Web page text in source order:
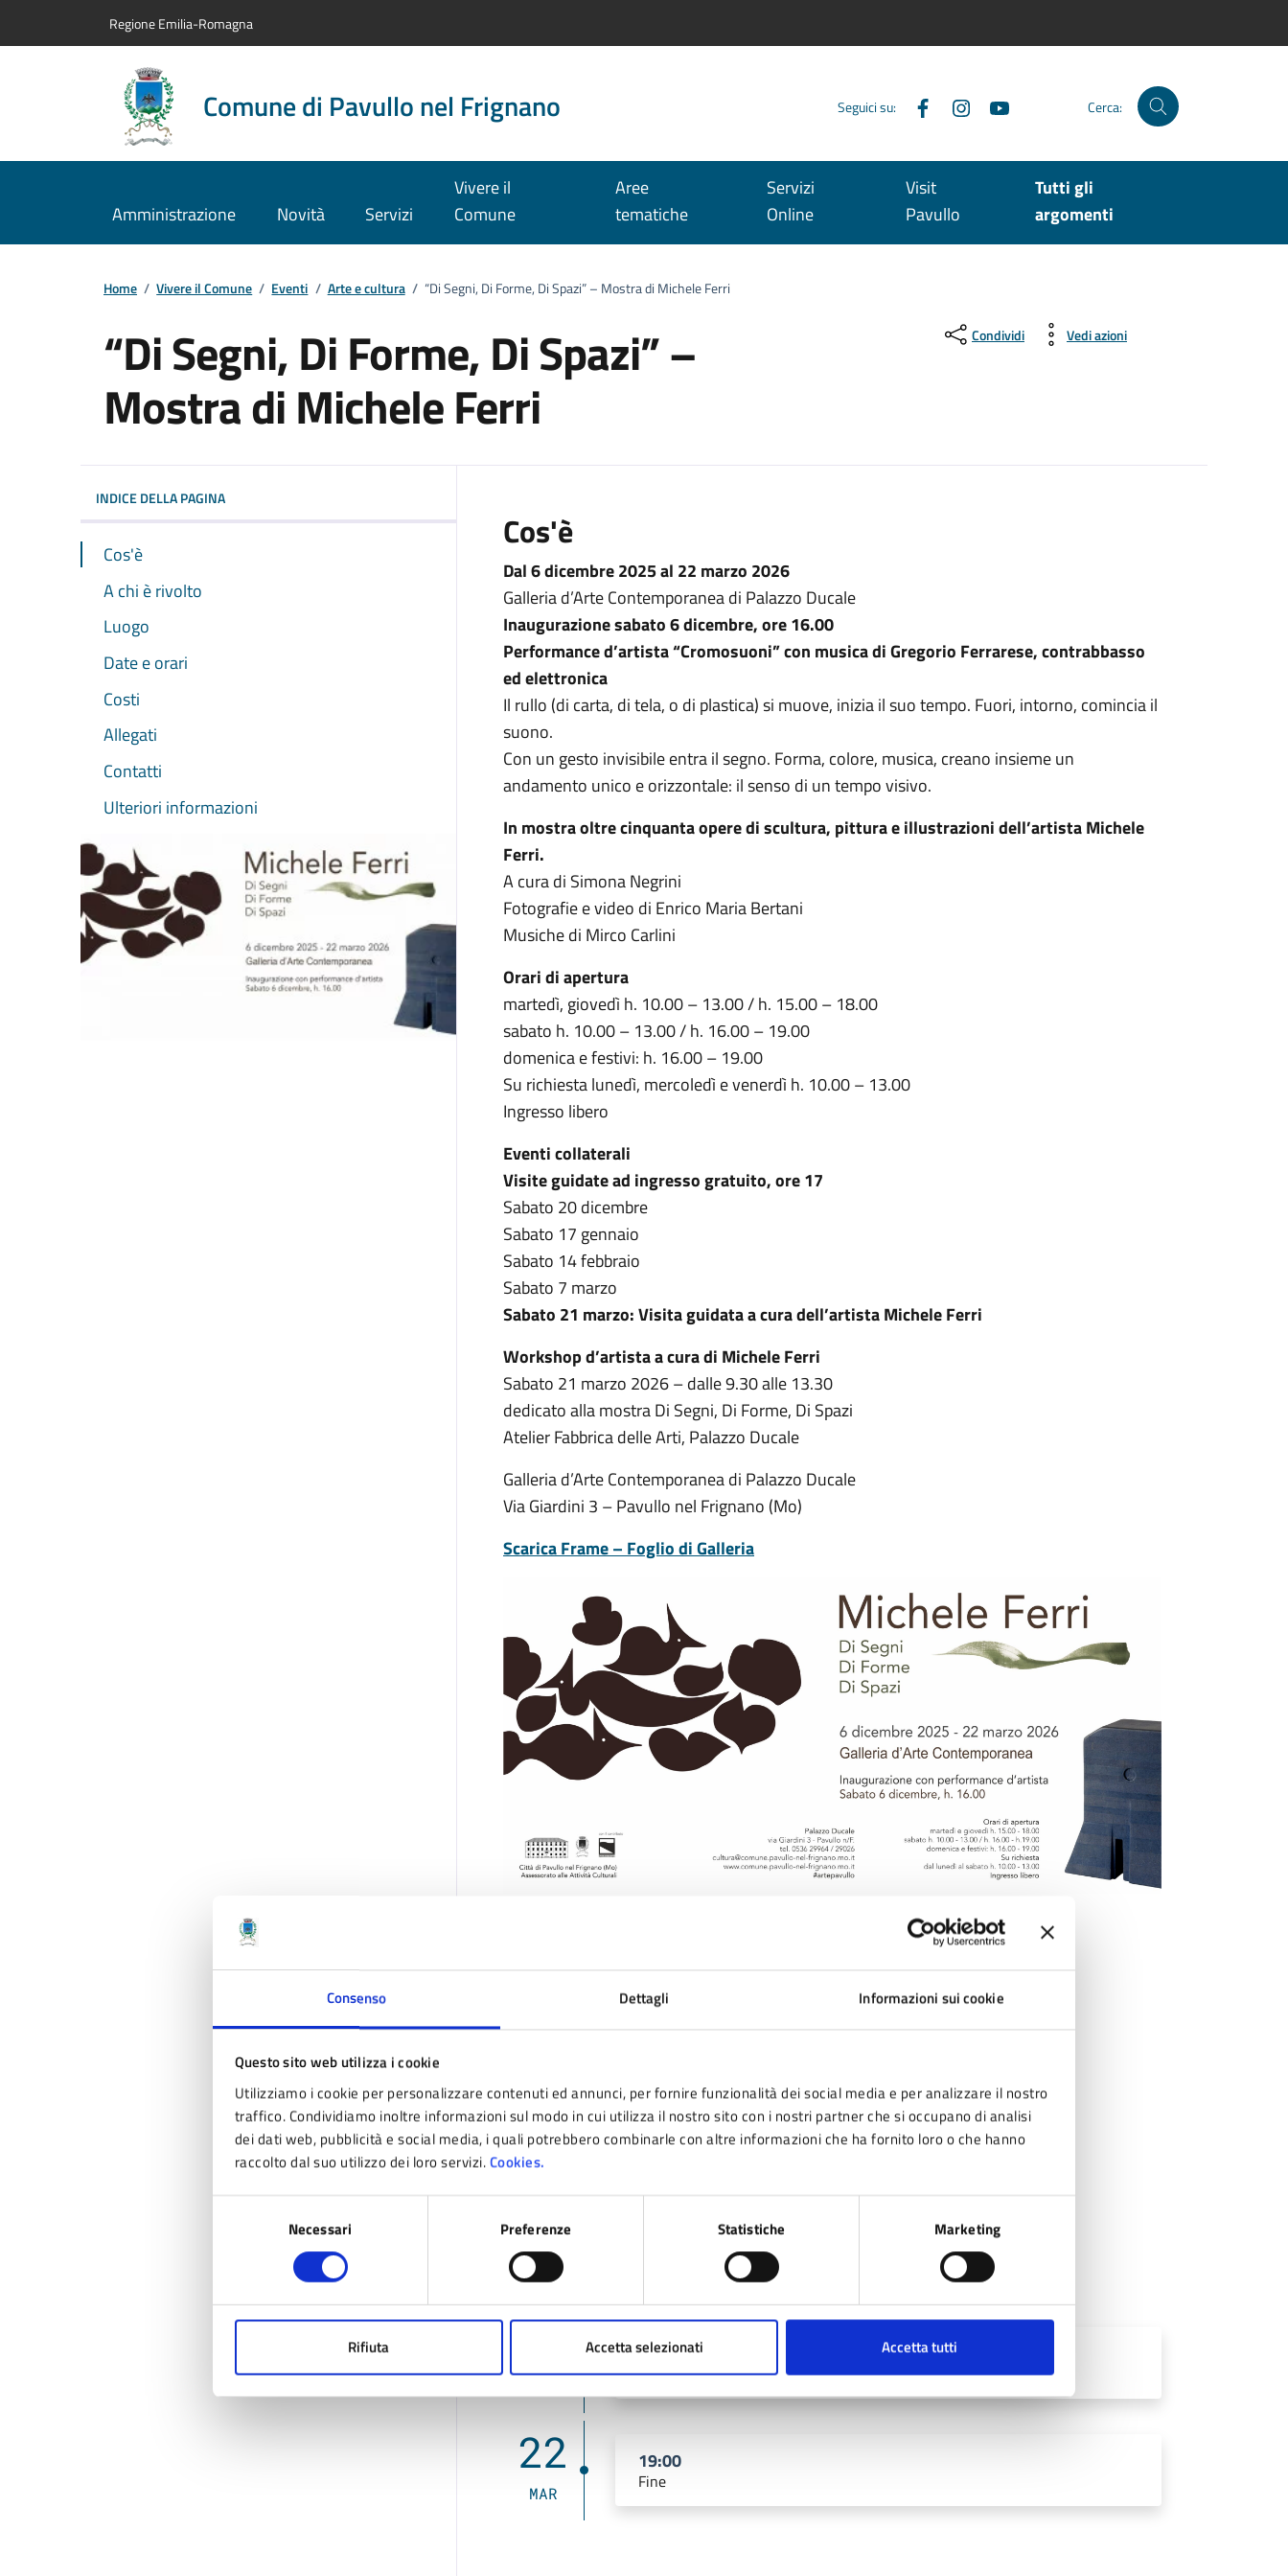
Consenso Dettagli Informazioni sui cookie
Questo sito web utilizza i cookie
Utilizziamo i cookie per personalizzare contenuti ed annunci, per fornire funzionalità dei social media e per analizzare il nostro
traffico. Condividiamo inoltre informazioni sul modo in cui utilizza il nostro sito con i nostri partner che si occupano di analisi
dei dati web, pubblicità e social media, i quali potrebbero combinarle con altre informazioni che ha fornito loro o che hanno
raccolto dal suo utilizzo dei loro servizi.Cookies.
Necessari Preferenze Statistiche Marketing
Rifiuta Accetta selezionati Accetta tutti
Regione Emilia-Romagna
Comune di Pavullo nel Frignano Seguici su: FacebookInstagram Cerca:
Amministrazione Novità Servizi
Vivere il
Comune
Aree
tematiche
Servizi
Online
Visit
Pavullo
Tutti gli
argomenti
Home / Vivere il Comune / Eventi / Arte e cultura / “Di Segni, Di Forme, Di Spazi” – Mostra di Michele Ferri
“Di Segni, Di Forme, Di Spazi” –
Mostra di Michele Ferri
Dettagli dell'evento:
Condividi Vedi azioni
INDICE DELLA PAGINA
Cos'è
A chi è rivolto
Luogo
Date e orari
Costi
Allegati
Contatti
Ulteriori informazioni
Cos'è
Dal 6 dicembre 2025 al 22 marzo 2026
Galleria d’Arte Contemporanea di Palazzo Ducale
Inaugurazione sabato 6 dicembre, ore 16.00
Performance d’artista “Cromosuoni” con musica di Gregorio Ferrarese, contrabbasso
ed elettronica
Il rullo (di carta, di tela, o di plastica) si muove, inizia il suo tempo. Fuori, intorno, comincia il
suono.
Con un gesto invisibile entra il segno. Forma, colore, musica, creano insieme un
andamento unico e orizzontale: il senso di un tempo visivo.
In mostra oltre cinquanta opere di scultura, pittura e illustrazioni dell’artista Michele
Ferri.
A cura di Simona Negrini
Fotografie e video di Enrico Maria Bertani
Musiche di Mirco Carlini
Orari di apertura
martedì, giovedì h. 10.00 – 13.00 / h. 15.00 – 18.00
sabato h. 10.00 – 13.00 / h. 16.00 – 19.00
domenica e festivi: h. 16.00 – 19.00
Su richiesta lunedì, mercoledì e venerdì h. 10.00 – 13.00
Ingresso libero
Eventi collaterali
Visite guidate ad ingresso gratuito, ore 17
Sabato 20 dicembre
Sabato 17 gennaio
Sabato 14 febbraio
Sabato 7 marzo
Sabato 21 marzo: Visita guidata a cura dell’artista Michele Ferri
Workshop d’artista a cura di Michele Ferri
Sabato 21 marzo 2026 – dalle 9.30 alle 13.30
dedicato alla mostra Di Segni, Di Forme, Di Spazi
Atelier Fabbrica delle Arti, Palazzo Ducale
Galleria d’Arte Contemporanea di Palazzo Ducale
Via Giardini 3 – Pavullo nel Frignano (Mo)
Scarica Frame – Foglio di Galleria
A tutti
Luogo
Palazzo Ducale - Via Giardini 3
Via Giardini 3
Date e orari
16:00
Inizio
22
MAR
19:00
Fine